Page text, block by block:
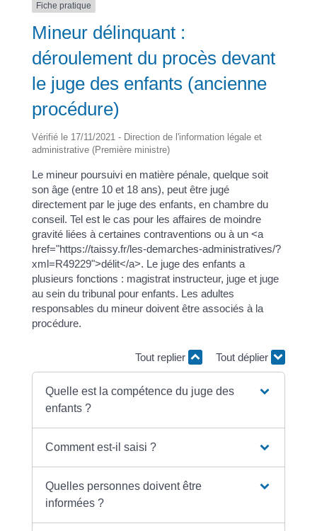
Fiche pratique
Mineur délinquant :
déroulement du procès devant
le juge des enfants (ancienne
procédure)
Vérifié le 17/11/2021 - Direction de l'information légale et
administrative (Première ministre)
Le mineur poursuivi en matière pénale, quelque soit
son âge (entre 10 et 18 ans), peut être jugé
directement par le juge des enfants, en chambre du
conseil. Tel est le cas pour les affaires de moindre
gravité liées à certaines contraventions ou à un <a
href="https://taissy.fr/les-demarches-administratives/?
xml=R49229">délit</a>. Le juge des enfants a
plusieurs fonctions : magistrat instructeur, juge et juge
au sein du tribunal pour enfants. Les adultes
responsables du mineur doivent être associés à la
procédure.
Tout replier Tout déplier
Quelle est la compétence du juge des
enfants ?
Comment est-il saisi ?
Quelles personnes doivent être
informées ?